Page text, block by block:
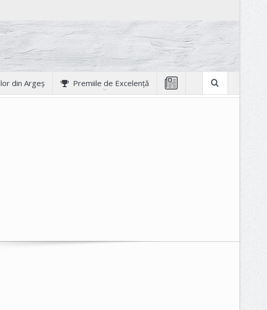
din Argeș Premiile de Excelență